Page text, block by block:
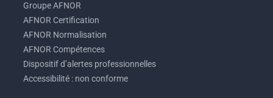
Groupe AFNOR
AFNOR Certification
AFNOR Normalisation
AFNOR Compétences
Dispositif d’alertes professionnelles
Accessibilité : non conforme